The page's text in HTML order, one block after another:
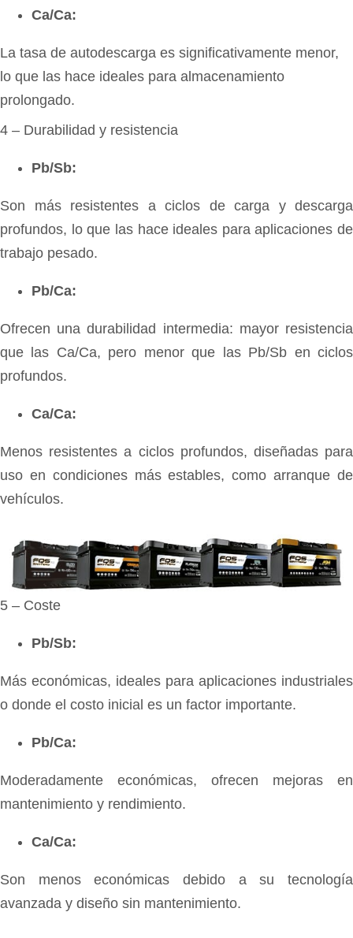
Ca/Ca:
La tasa de autodescarga es significativamente menor,
lo que las hace ideales para almacenamiento
prolongado.
4 – Durabilidad y resistencia
Pb/Sb:
Son más resistentes a ciclos de carga y descarga
profundos, lo que las hace ideales para aplicaciones de
trabajo pesado.
Pb/Ca:
Ofrecen una durabilidad intermedia: mayor resistencia
que las Ca/Ca, pero menor que las Pb/Sb en ciclos
profundos.
Ca/Ca:
Menos resistentes a ciclos profundos, diseñadas para
uso en condiciones más estables, como arranque de
vehículos.
5 – Coste
Pb/Sb:
Más económicas, ideales para aplicaciones industriales
o donde el costo inicial es un factor importante.
Pb/Ca:
Moderadamente económicas, ofrecen mejoras en
mantenimiento y rendimiento.
Ca/Ca:
Son menos económicas debido a su tecnología
avanzada y diseño sin mantenimiento.